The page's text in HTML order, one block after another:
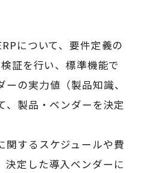
について、要件定義の
証を行い、標準機能で
の実力値（製品知識、
、製品・ベンダーを決定
関するスケジュールや費
決定した導入ベンダーに